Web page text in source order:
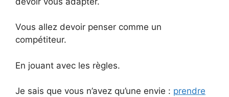
Vous allez devoir penser comme un
compétiteur.
En jouant avec les règles.
Je sais que vous n’avez qu’une envie : prendre